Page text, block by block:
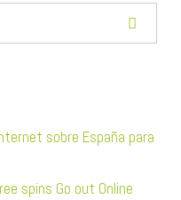
sobre España para
spins Go out Online